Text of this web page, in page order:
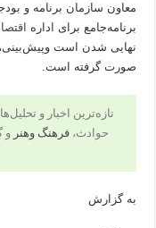
معاون سازمان برنامه و
برنامه‌جامع برای اداره
نهایی شدن است
صورت گرفته است.
تازه‌ترین اخبار و
حوادث، فرهنگ وهنر و
به گزارش